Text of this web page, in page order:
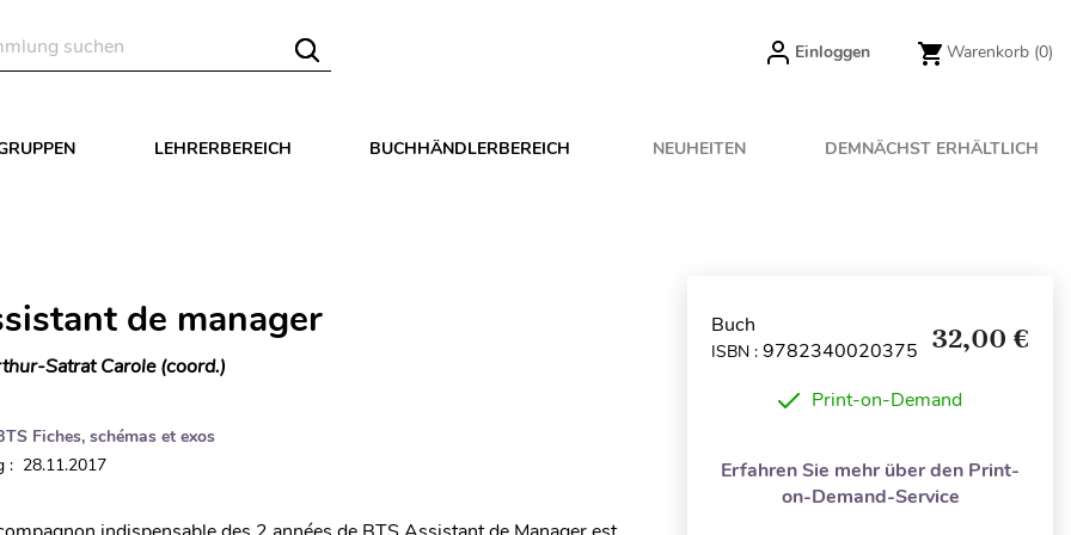
Einloggen Warenkorb (0)
LEHRERBEREICH BUCHHÄNDLERBEREICH NEUHEITEN DEMNÄCHST ERHÄLTLICH
de manager
Satrat Carole (coord.)
Fiches, schémas et exos
: 28.11.2017
Buch
ISBN : 9782340020375 32,00 €
Print-on-Demand
Erfahren Sie mehr über den Print-
on-Demand-Service